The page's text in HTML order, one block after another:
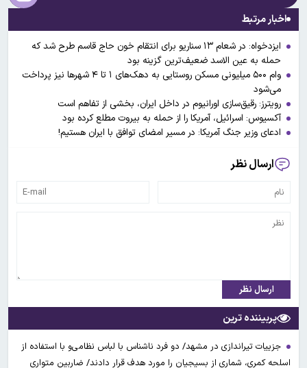
اخبار مرتبط
ایزدخواه: در شعام ۱۳ سناریو برای انتقام خون حاج قاسم طرح شد که
حمله به عین الاسد ضعیف‌ترین گزینه بود
وام ۵۰۰ میلیونی مسکن روستایی به دهک‌های ۱ تا ۴ شهرها نیز پرداخت
می‌شود
رویترز: رقیق‌سازی اورانیوم در داخل ایران، بخشی از تفاهم است
آکسیوس: اسرائیل، آمریکا را از حمله به بیروت مطلع کرده بود
ادعای وزیر جنگ آمریکا: در مسیر امضای توافق با ایران هستیم!
ارسال نظر
ارسال نظر
پربیننده ترین
جزییات تیراندازی در مشهد/ دو فرد ناشناس با لباس نظامی‌و با استفاده از
اسلحه کمری، شماری از بسیجیان را مورد هدف قرار دادند/ ضاربین متواری